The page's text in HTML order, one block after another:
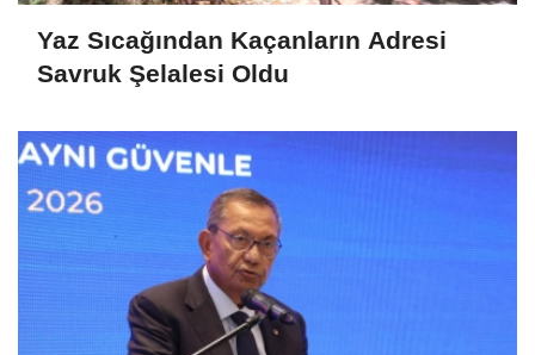
Yaz Sıcağından Kaçanların Adresi
Savruk Şelalesi Oldu